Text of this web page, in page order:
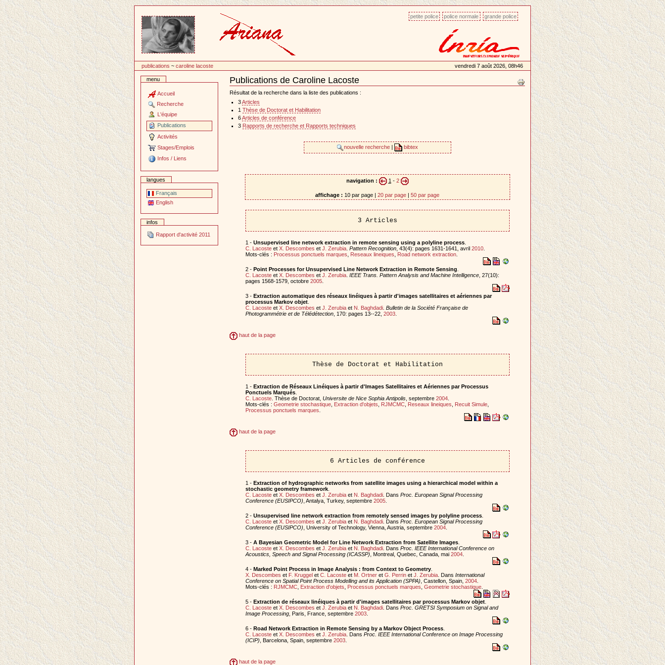
contenu
petite police police normale grande police
publications ~caroline lacoste vendredi 7 août 2026, 08h46
menu
Accueil
Recherche
L'équipe
Publications
Activités
Stages/Emplois
Infos / Liens
langues
Français
English
infos
Rapport d'activité 2011
Publications de Caroline Lacoste
Document
Actions
Résultat de la recherche dans la liste des publications :
3Articles
1 Thèse de Doctorat et Habilitation
6Articles de conférence
3 Rapports de recherche et Rapports techniques
nouvelle recherche bibtex
navigation : 1 - 2
affichage : 10 par page | 20 par page | 50 par page
3 Articles
1 - Unsupervised line network extraction in remote sensing using a polyline process.
C. Lacosteet X. Descombes et J. Zerubia. Pattern Recognition, 43(4): pages 1631-1641, avril 2010.
Mots-clés : Processus ponctuels marques Reseaux lineiques Road network extraction.
2 - Point Processes for Unsupervised Line Network Extraction in Remote Sensing
C. Lacosteet X. Descombes et J. Zerubia. IEEE Trans. Pattern Analysis and Machine Intelligence, 27(10):
pages 1568-1579, octobre 2005.
3 - Extraction automatique des réseaux linéiques à partir d'images satellitaires et aériennes par
processus Markov objet.
C. Lacosteet X. Descombes et J. Zerubiaet N. Baghdadi. Bulletin de la Société Française de
Photogrammétrie et de Télédétection, 170: pages 13--22, 2003.
haut de la page
Thèse de Doctorat et Habilitation
1 - Extraction de Réseaux Linéiques à partir d'Images Satellitaires et Aériennes par Processus
Ponctuels Marqués.
C. Lacoste. Thèse de Doctorat, Universite de Nice Sophia Antipolis, septembre 2004.
Mots-clés : Geometrie stochastique, Extraction d'objets RJMCMC, Reseaux lineiques Recuit Simule,
Processus ponctuels marques
haut de la page
6 Articles de conférence
1 - Extraction of hydrographic networks from satellite images using a hierarchical model within a
stochastic geometry framework.
C. Lacosteet X. Descombes et J. Zerubiaet N. Baghdadi. Dans Proc. European Signal Processing
Conference (EUSIPCO) , Antalya, Turkey, septembre 2005.
2 - Unsupervised line network extraction from remotely sensed images by polyline process.
C. Lacosteet X. Descombes et J. Zerubiaet N. Baghdadi. Dans Proc. European Signal Processing
Conference (EUSIPCO) , University of Technology, Vienna, Austria, septembre 2004.
3 - A Bayesian Geometric Model for Line Network Extraction from Satellite Images.
C. Lacosteet X. Descombes et J. Zerubiaet N. Baghdadi. Dans Proc. IEEE International Conference on
Acoustics, Speech and Signal Processing (ICASSP) , Montreal, Quebec, Canada, mai 2004.
4 - Marked Point Process in Image Analysis : from Context to Geometry.
X. Descombes et F. Kruggelet C. Lacosteet M. Ortneret G. Perrinet J. Zerubia. Dans International
Conference on Spatial Point Process Modelling and its Application (SPPA) , Castellon, Spain, 2004.
Mots-clés : RJMCMC, Extraction d'objets Processus ponctuels marques Geometrie stochastique.
5 - Extraction de réseaux linéiques à partir d'images satellitaires par processus Markov objet.
C. Lacosteet X. Descombes et J. Zerubiaet N. Baghdadi. Dans Proc. GRETSI Symposium on Signal and
Image Processing, Paris, France, septembre 2003.
6 - Road Network Extraction in Remote Sensing by a Markov Object Process.
C. Lacosteet X. Descombes et J. Zerubia. Dans Proc. IEEE International Conference on Image Processing
(ICIP) , Barcelona, Spain, septembre 2003.
haut de la page